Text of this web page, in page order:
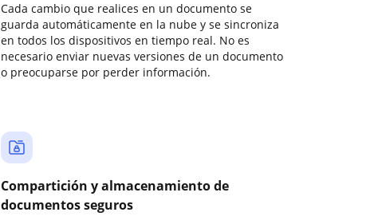
Cada cambio que realices en un documento se
guarda automáticamente en la nube y se sincroniza
en todos los dispositivos en tiempo real. No es
necesario enviar nuevas versiones de un documento
o preocuparse por perder información.
Compartición y almacenamiento de
documentos seguros